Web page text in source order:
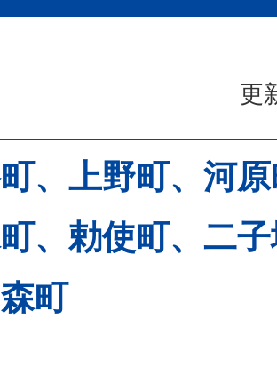
更
、上野町、河
、勅使町、二
町